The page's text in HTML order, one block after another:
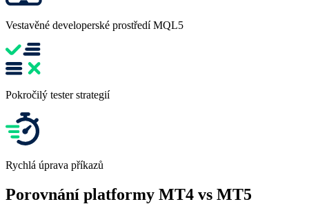
Vestavěné developerské prostředí MQL5
Pokročilý tester strategií
Rychlá úprava příkazů
Porovnání platformy MT4 vs MT5